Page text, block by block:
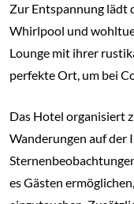
Zur Entspannung lädt
Whirlpool und
Lounge mit ihrer
perfekte Ort, um bei
Das Hotel organisiert
Wanderungen auf der
es Gästen